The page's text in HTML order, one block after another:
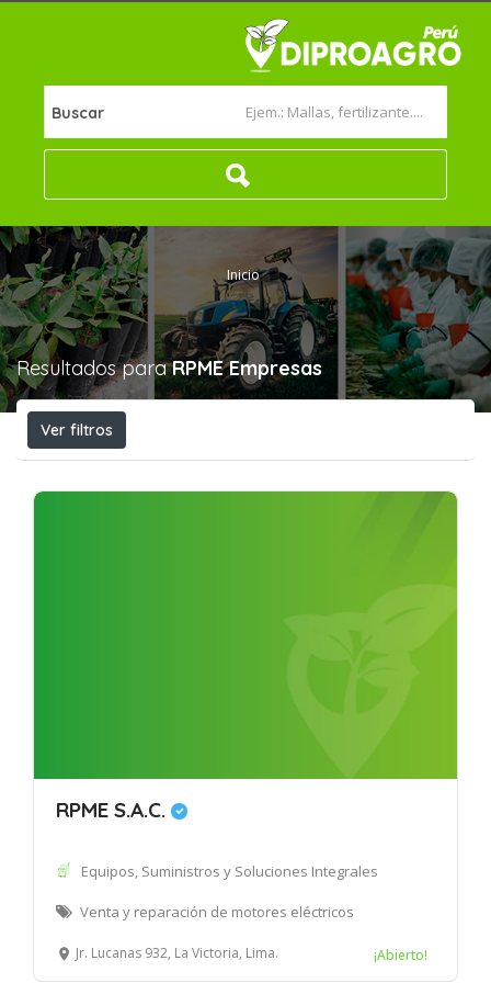
Buscar
Inicio
Resultados paraRPME Empresas
Ver filtros
RPME S.A.C.
Equipos, Suministros y Soluciones Integrales
Venta y reparación de motores eléctricos
Jr. Lucanas 932, La Victoria, Lima. ¡Abierto!